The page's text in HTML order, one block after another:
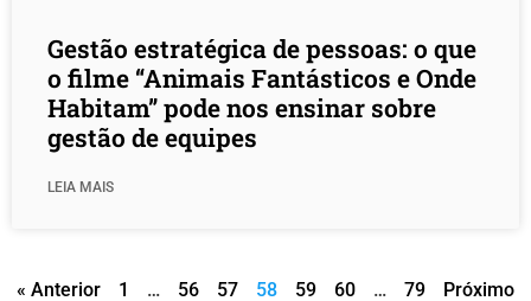
Gestão estratégica de pessoas: o que
o filme “Animais Fantásticos e Onde
Habitam” pode nos ensinar sobre
gestão de equipes
LEIA MAIS
« Anterior 1 … 56 57 58 59 60 … 79
Próximo